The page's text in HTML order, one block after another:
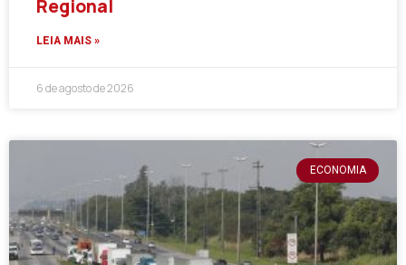
Regional
LEIA MAIS »
6 de agosto de 2026
ECONOMIA